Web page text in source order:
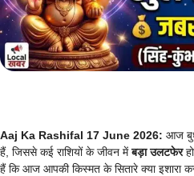
Aaj Ka Rashifal 17 June 2026: आज
हैं, जिससे कई राशियों के जीवन मेंबड़ा उलटफेर
हैं कि आज आपकी किस्मत के सितारे क्या इशारा